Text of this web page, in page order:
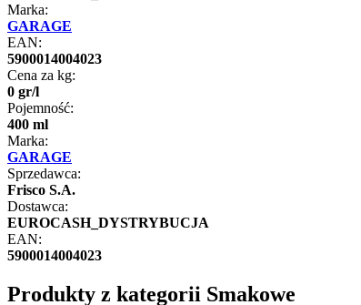
Marka:
GARAGE
EAN:
5900014004023
Cena za kg:
0 gr/l
Pojemność:
400 ml
Marka:
GARAGE
Sprzedawca:
Frisco S.A.
Dostawca:
EUROCASH_DYSTRYBUCJA
EAN:
5900014004023
Produkty z kategorii Smakowe